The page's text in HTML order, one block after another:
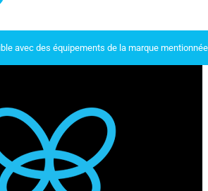
avec des équipements de la marque